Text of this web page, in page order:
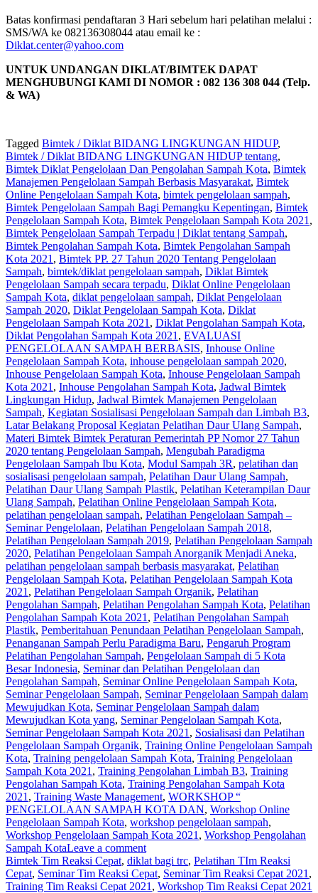
Batas konfirmasi pendaftaran 3 Hari sebelum hari pelatihan melalui :
SMS/WA ke 082136308044 atau email ke :
Diklat.center@yahoo.com
UNTUK UNDANGAN DIKLAT/BIMTEK DAPAT
MENGHUBUNGI KAMI DI NOMOR : 082 136 308 044 (Telp.
& WA)
Tagged Bimtek / Diklat BIDANG LINGKUNGAN HIDUP,
Bimtek / Diklat BIDANG LINGKUNGAN HIDUP tentang,
Bimtek Diklat Pengelolaan Dan Pengolahan Sampah Kota, Bimtek
Manajemen Pengelolaan Sampah Berbasis Masyarakat, Bimtek
Online Pengelolaan Sampah Kota, bimtek pengelolaan sampah,
Bimtek Pengelolaan Sampah Bagi Pemangku Kepentingan, Bimtek
Pengelolaan Sampah Kota, Bimtek Pengelolaan Sampah Kota 2021 ,
Bimtek Pengelolaan Sampah Terpadu | Diklat tentang Sampah,
Bimtek Pengolahan Sampah Kota, Bimtek Pengolahan Sampah
Kota 2021 , Bimtek PP. 27 Tahun 2020 Tentang Pengelolaan
Sampah, bimtek/diklat pengelolaan sampah, Diklat Bimtek
Pengelolaan Sampah secara terpadu, Diklat Online Pengelolaan
Sampah Kota, diklat pengelolaan sampah, Diklat Pengelolaan
Sampah 2020, Diklat Pengelolaan Sampah Kota, Diklat
Pengelolaan Sampah Kota 2021 , Diklat Pengolahan Sampah Kota,
Diklat Pengolahan Sampah Kota 2021 , EVALUASI
PENGELOLAAN SAMPAH BERBASIS, Inhouse Online
Pengelolaan Sampah Kota, inhouse pengelolaan sampah 2020,
Inhouse Pengelolaan Sampah Kota, Inhouse Pengelolaan Sampah
Kota 2021 , Inhouse Pengolahan Sampah Kota, Jadwal Bimtek
Lingkungan Hidup, Jadwal Bimtek Manajemen Pengelolaan
Sampah, Kegiatan Sosialisasi Pengelolaan Sampah dan Limbah B3,
Latar Belakang Proposal Kegiatan Pelatihan Daur Ulang Sampah,
Materi Bimtek Bimtek Peraturan Pemerintah PP Nomor 27 Tahun
2020 tentang Pengelolaan Sampah, Mengubah Paradigma
Pengelolaan Sampah Ibu Kota, Modul Sampah 3R, pelatihan dan
sosialisasi pengelolaan sampah, Pelatihan Daur Ulang Sampah,
Pelatihan Daur Ulang Sampah Plastik, Pelatihan Keterampilan Daur
Ulang Sampah, Pelatihan Online Pengelolaan Sampah Kota,
pelatihan pengelolaan sampah, Pelatihan Pengelolaan Sampah –
Seminar Pengelolaan, Pelatihan Pengelolaan Sampah 2018,
Pelatihan Pengelolaan Sampah 2019, Pelatihan Pengelolaan Sampah
2020, Pelatihan Pengelolaan Sampah Anorganik Menjadi Aneka,
pelatihan pengelolaan sampah berbasis masyarakat, Pelatihan
Pengelolaan Sampah Kota, Pelatihan Pengelolaan Sampah Kota
2021 , Pelatihan Pengelolaan Sampah Organik, Pelatihan
Pengolahan Sampah, Pelatihan Pengolahan Sampah Kota, Pelatihan
Pengolahan Sampah Kota 2021 , Pelatihan Pengolahan Sampah
Plastik, Pemberitahuan Penundaan Pelatihan Pengelolaan Sampah,
Penanganan Sampah Perlu Paradigma Baru, Pengaruh Program
Pelatihan Pengolahan Sampah, Pengelolaan Sampah di 5 Kota
Besar Indonesia, Seminar dan Pelatihan Pengelolaan dan
Pengolahan Sampah, Seminar Online Pengelolaan Sampah Kota,
Seminar Pengelolaan Sampah, Seminar Pengelolaan Sampah dalam
Mewujudkan Kota, Seminar Pengelolaan Sampah dalam
Mewujudkan Kota yang, Seminar Pengelolaan Sampah Kota,
Seminar Pengelolaan Sampah Kota 2021 , Sosialisasi dan Pelatihan
Pengelolaan Sampah Organik, Training Online Pengelolaan Sampah
Kota, Training pengelolaan Sampah Kota, Training Pengelolaan
Sampah Kota 2021 , Training Pengolahan Limbah B3, Training
Pengolahan Sampah Kota, Training Pengolahan Sampah Kota
2021 , Training Waste Management, WORKSHOP “
PENGELOLAAN SAMPAH KOTA DAN, Workshop Online
Pengelolaan Sampah Kota, workshop pengelolaan sampah,
Workshop Pengelolaan Sampah Kota 2021 , Workshop Pengolahan
Sampah KotaLeave a comment
Bimtek Tim Reaksi Cepat, diklat bagi trc, Pelatihan TIm Reaksi
Cepat, Seminar Tim Reaksi Cepat, Seminar Tim Reaksi Cepat 2021 ,
Training Tim Reaksi Cepat 2021 , Workshop Tim Reaksi Cepat 2021